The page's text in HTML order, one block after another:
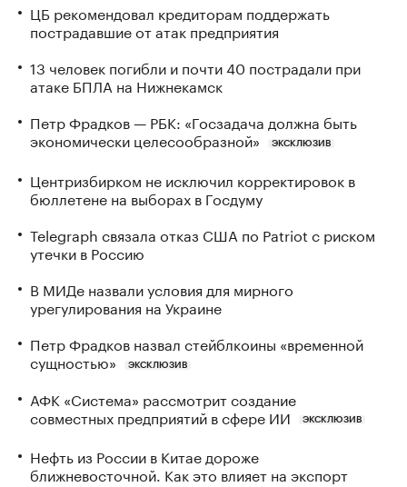
ЦБ рекомендовал кредиторам поддержать
пострадавшие от атак предприятия
13 человек погибли и почти 40 пострадали при
атаке БПЛА на Нижнекамск
Петр Фрадков — РБК: «Госзадача должна быть
экономически целесообразной»
ЭКСКЛЮЗИВ
Центризбирком не исключил корректировок в
бюллетене на выборах в Госдуму
Telegraph связала отказ США по Patriot с риском
утечки в Россию
В МИДе назвали условия для мирного
урегулирования на Украине
Петр Фрадков назвал стейблкоины «временной
сущностью»
ЭКСКЛЮЗИВ
АФК «Система» рассмотрит создание
совместных предприятий в сфере ИИ
ЭКСКЛЮЗИВ
Нефть из России в Китае дороже
ближневосточной. Как это влияет на экспорт